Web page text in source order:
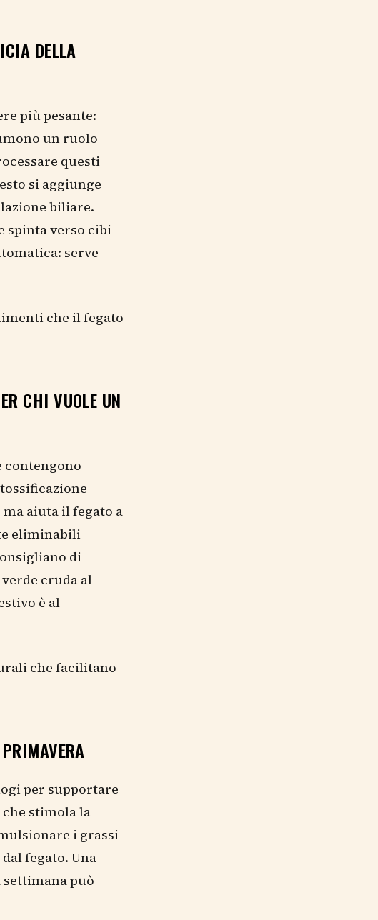
DELLA
più pesante:
un ruolo
questi
si aggiunge
biliare.
spinta verso cibi
serve
che il fegato
CHI VUOLE UN
contengono
aiuta il fegato a
eliminabili
di
cruda al
è al
che facilitano
per supportare
stimola la
i grassi
fegato. Una
può